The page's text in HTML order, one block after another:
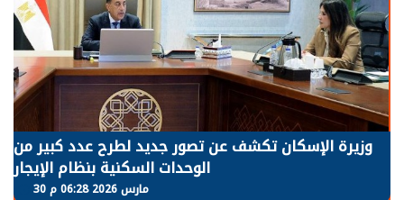
وزيرة الإسكان تكشف عن تصور جديد لطرح عدد كبير من
الوحدات السكنية بنظام الإيجار
30 مارس 2026 06:28 م